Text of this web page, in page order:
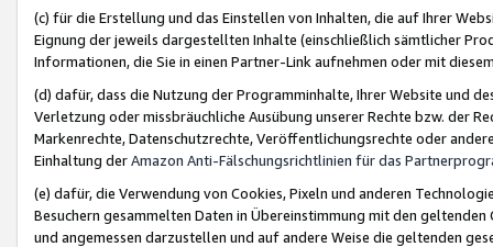
(c) für die Erstellung und das Einstellen von Inhalten, die auf Ihrer
Eignung der jeweils dargestellten Inhalte (einschließlich sämtlicher
Informationen, die Sie in einen Partner-Link aufnehmen oder mit
(d) dafür, dass die Nutzung der Programminhalte, Ihrer Website und
Verletzung oder missbräuchliche Ausübung unserer Rechte bzw. der
Markenrechte, Datenschutzrechte, Veröffentlichungsrechte oder
Einhaltung derAmazon Anti-Fälschungsrichtlinien für das
(e) dafür, die Verwendung von Cookies, Pixeln und anderen
Besuchern gesammelten Daten in Übereinstimmung mit den
und angemessen darzustellen und auf andere Weise die geltenden